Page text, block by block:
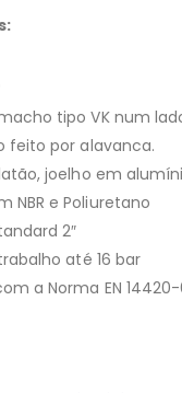
tipo VK num
feito por alavanca.
joelho em
NBR e Poliuretano
2″
até 16 bar
a Norma EN